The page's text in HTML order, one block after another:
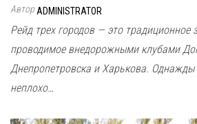
АвторADMINISTRATOR
Рейд трех городов — это традиционное
проводимое внедорожными клубами
Днепропетровска и Харькова.
неплохо…